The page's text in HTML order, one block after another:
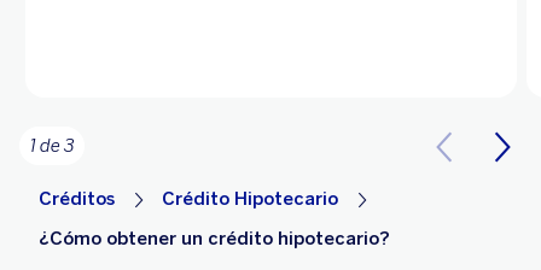
1 de 3
Créditos
Crédito Hipotecario
¿Cómo obtener un crédito hipotecario?